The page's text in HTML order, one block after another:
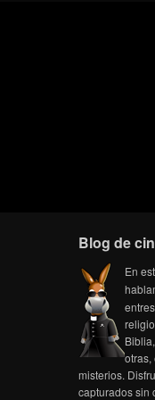
Blog de
En
otras,
misterios.
capturados sin